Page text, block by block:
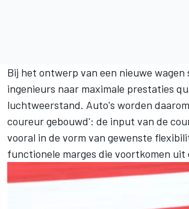
Bij het ontwerp van een nieuwe wagen
ingenieurs naar maximale prestaties
luchtweerstand. Auto's worden
coureur gebouwd': de input van de
vooral in de vorm van gewenste
functionele marges die voortkomen uit